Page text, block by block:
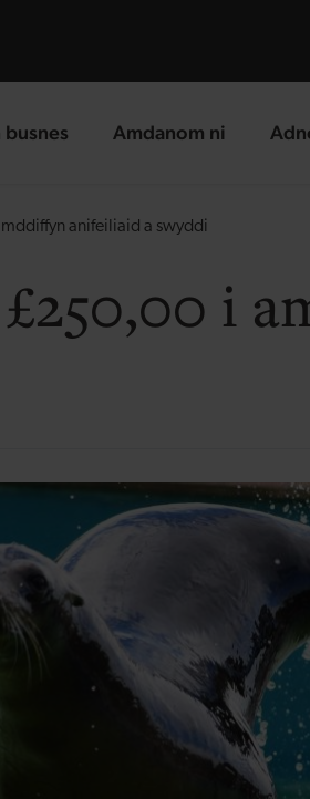
page Amdanom ni
landing page
anifeiliaid a swyddi
i